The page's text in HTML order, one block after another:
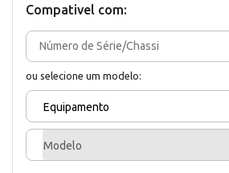
Compativel com:
ou selecione um modelo:
Equipamento
Modelo